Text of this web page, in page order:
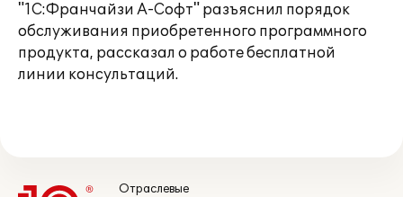
"1С:Франчайзи А-Софт" разъяснил порядок
обслуживания приобретенного программного
продукта, рассказал о работе бесплатной
линии консультаций.
Отраслевые